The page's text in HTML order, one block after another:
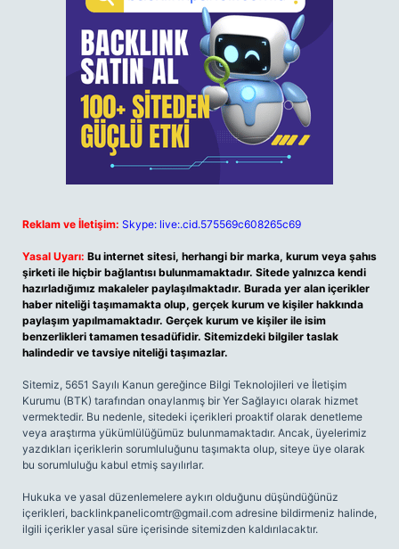
Reklam ve İletişim: Skype: live:.cid.575569c608265c69
Yasal Uyarı: Bu internet sitesi, herhangi bir marka, kurum veya şahıs
şirketi ile hiçbir bağlantısı bulunmamaktadır. Sitede yalnızca kendi
hazırladığımız makaleler paylaşılmaktadır. Burada yer alan içerikler
haber niteliği taşımamakta olup, gerçek kurum ve kişiler hakkında
paylaşım yapılmamaktadır. Gerçek kurum ve kişiler ile isim
benzerlikleri tamamen tesadüfidir. Sitemizdeki bilgiler taslak
halindedir ve tavsiye niteliği taşımazlar.
Sitemiz, 5651 Sayılı Kanun gereğince Bilgi Teknolojileri ve İletişim
Kurumu (BTK) tarafından onaylanmış bir Yer Sağlayıcı olarak hizmet
vermektedir. Bu nedenle, sitedeki içerikleri proaktif olarak denetleme
veya araştırma yükümlülüğümüz bulunmamaktadır. Ancak, üyelerimiz
yazdıkları içeriklerin sorumluluğunu taşımakta olup, siteye üye olarak
bu sorumluluğu kabul etmiş sayılırlar.
Hukuka ve yasal düzenlemelere aykırı olduğunu düşündüğünüz
içerikleri, backlinkpanelicomtr@gmail.com adresine bildirmeniz halinde,
ilgili içerikler yasal süre içerisinde sitemizden kaldırılacaktır.